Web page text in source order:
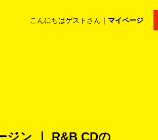
こんにちはゲストさん｜ マイページ
コラム マイページ 採用情報
ジン ｜ R&B CDの